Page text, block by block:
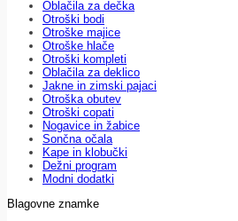
Oblačila za dečka
Otroški bodi
Otroške majice
Otroške hlače
Otroški kompleti
Oblačila za deklico
Jakne in zimski pajaci
Otroška obutev
Otroški copati
Nogavice in žabice
Sončna očala
Kape in klobučki
Dežni program
Modni dodatki
Blagovne znamke